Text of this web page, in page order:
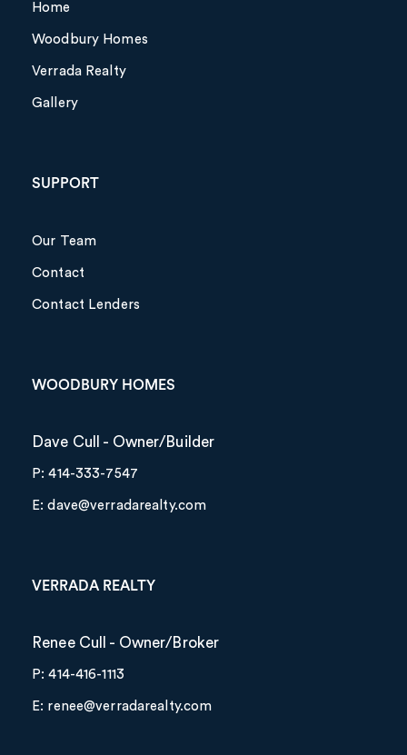
Home
Woodbury Homes
Verrada Realty
Gallery
SUPPORT
Our Team
Contact
Contact Lenders
WOODBURY HOMES
Dave Cull - Owner/Builder
P: 414-333-7547
E: dave@verradarealty.com
VERRADA REALTY
Renee Cull - Owner/Broker
P: 414-416-1113
E: renee@verradarealty.com